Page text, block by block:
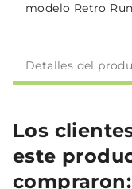
modelo Retro
Detalles del
Los
este
compraron: